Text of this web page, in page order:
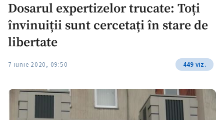
Special
Blog
+2
Dosarul expertizelor trucate: Toți
învinuiții sunt cercetați în stare de
libertate
7 iunie 2020, 09:50 449 viz.